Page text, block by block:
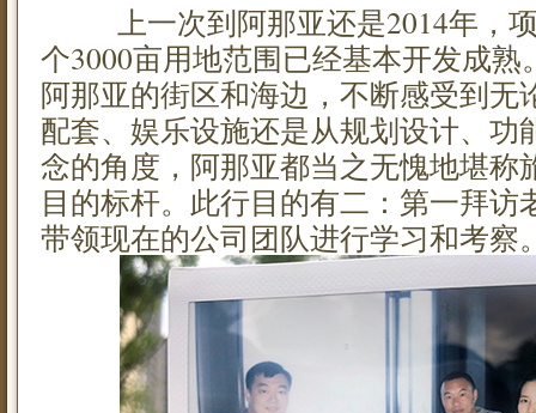
上一次到阿那亚还是2014年，项
个3000亩用地范围已经基本开发成
阿那亚的街区和海边，不断感受到无
配套、娱乐设施还是从规划设计、功
念的角度，阿那亚都当之无愧地堪称
目的标杆。此行目的有二：第一拜访
带领现在的公司团队进行学习和考察